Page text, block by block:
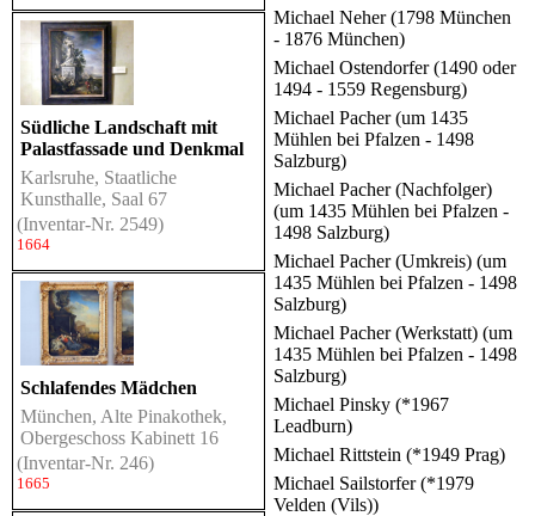
Südliche Landschaft mit
Palastfassade und Denkmal
Karlsruhe, Staatliche
Kunsthalle, Saal 67
(Inventar-Nr. 2549)
1664
Schlafendes Mädchen
München, Alte Pinakothek,
Obergeschoss Kabinett 16
(Inventar-Nr. 246)
1665
Michael Neher (1798 München
- 1876 München)
Michael Ostendorfer (1490 oder
1494 - 1559 Regensburg)
Michael Pacher (um 1435
Mühlen bei Pfalzen - 1498
Salzburg)
Michael Pacher (Nachfolger)
(um 1435 Mühlen bei Pfalzen -
1498 Salzburg)
Michael Pacher (Umkreis) (um
1435 Mühlen bei Pfalzen - 1498
Salzburg)
Michael Pacher (Werkstatt) (um
1435 Mühlen bei Pfalzen - 1498
Salzburg)
Michael Pinsky (*1967
Leadburn)
Michael Rittstein (*1949 Prag)
Michael Sailstorfer (*1979
Velden (Vils))